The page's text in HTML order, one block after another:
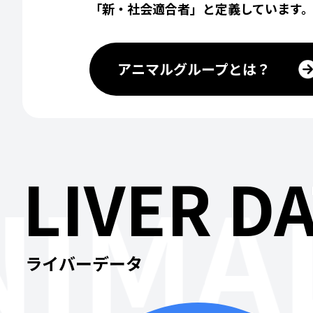
「新・社会適合者」と定義しています。
アニマルグループとは？
LIVER
ライバーデータ